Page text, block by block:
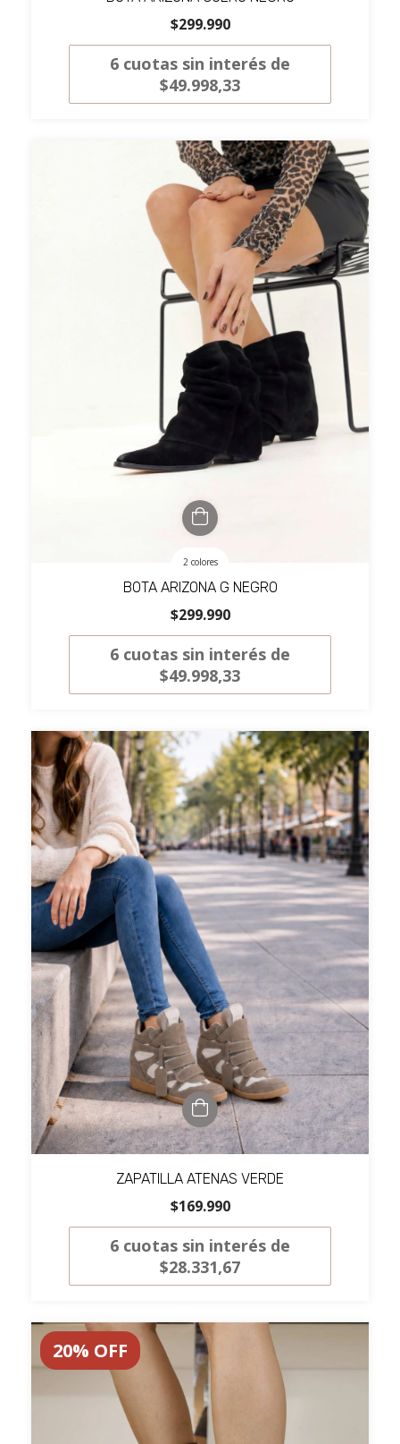
$299.990
6 cuotas sin interés de
$49.998,33
2 colores
BOTA ARIZONA G NEGRO
$299.990
6 cuotas sin interés de
$49.998,33
ZAPATILLA ATENAS VERDE
$169.990
6 cuotas sin interés de
$28.331,67
20% OFF